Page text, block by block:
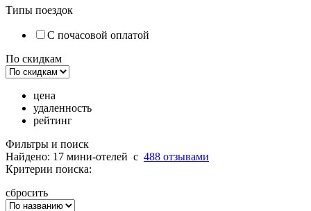
Типы поездок
С почасовой оплатой
По скидкам
цена
удаленность
рейтинг
Фильтры и поиск
Найдено: 17 мини-отелей c 488 отзывами
Критерии поиска:
сбросить